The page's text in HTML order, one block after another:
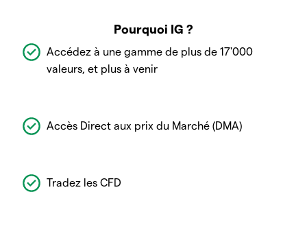
Pourquoi IG ?
Accédez à une gamme de plus de 17'000
valeurs, et plus à venir
Accès Direct aux prix du Marché (DMA)
Tradez les CFD